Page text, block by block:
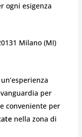
ogni esigenza
Milano (MI)
per
conveniente per
nella zona di